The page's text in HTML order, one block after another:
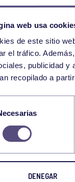
web usa
de este sitio
el tráfico.
publicidad y
recopilado a
DENEGAR